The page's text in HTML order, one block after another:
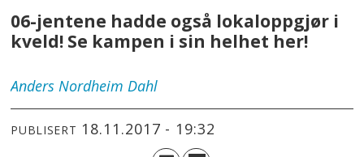
06-jentene hadde også lokaloppgjør i
kveld! Se kampen i sin helhet her!
Anders Nordheim Dahl
PUBLISERT 18.11.2017 - 19:32